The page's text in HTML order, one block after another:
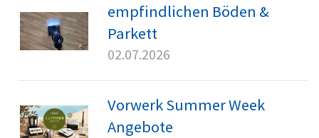
empfindlichen Böden &
Parkett
02.07.2026
Vorwerk Summer Week
Angebote